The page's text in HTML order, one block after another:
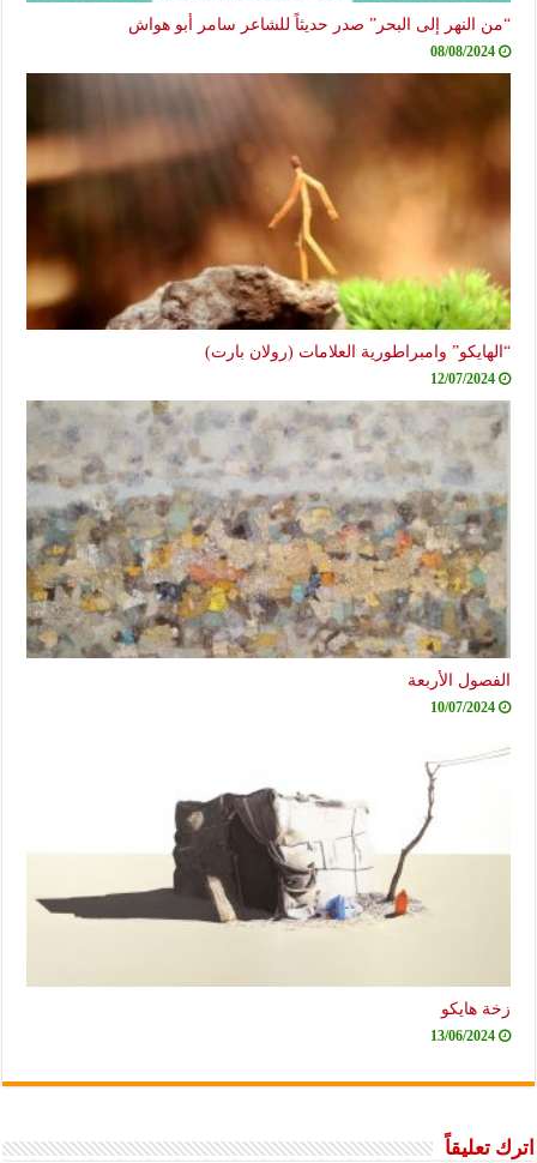
“من النهر إلى البحر” صدر حديثاً للشاعر سامر أبو هواش
08/08/2024
“الهايكو” وامبراطورية العلامات (رولان بارت)
12/07/2024
الفصول الأربعة
10/07/2024
زخة هايكو
13/06/2024
اترك تعليقاً